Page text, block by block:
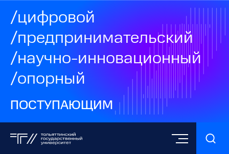
/цифровой
/предпринимательский
/научно-инновационный
/опорный
ПОСТУПАЮЩИМ